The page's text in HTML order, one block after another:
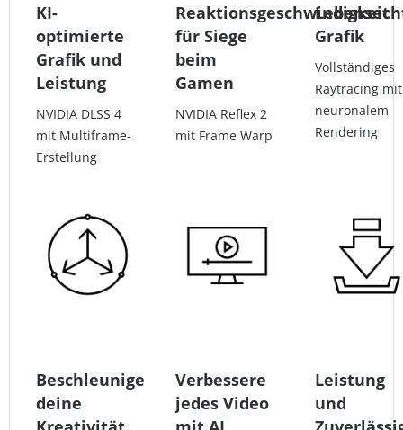
KI-
optimierte
Grafik und
Leistung
NVIDIA DLSS 4
mit Multiframe-
Erstellung
Reaktionsgeschwindigkeit
für Siege
beim
Gamen
NVIDIA Reflex 2
mit Frame Warp
Grafik
Vollständiges
Raytracing mit
neuronalem
Rendering
Beschleunige
deine
Verbessere
jedes Video
Leistung
und